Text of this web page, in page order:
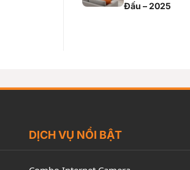
Đấu – 2025
DỊCH VỤ NỔI BẬT